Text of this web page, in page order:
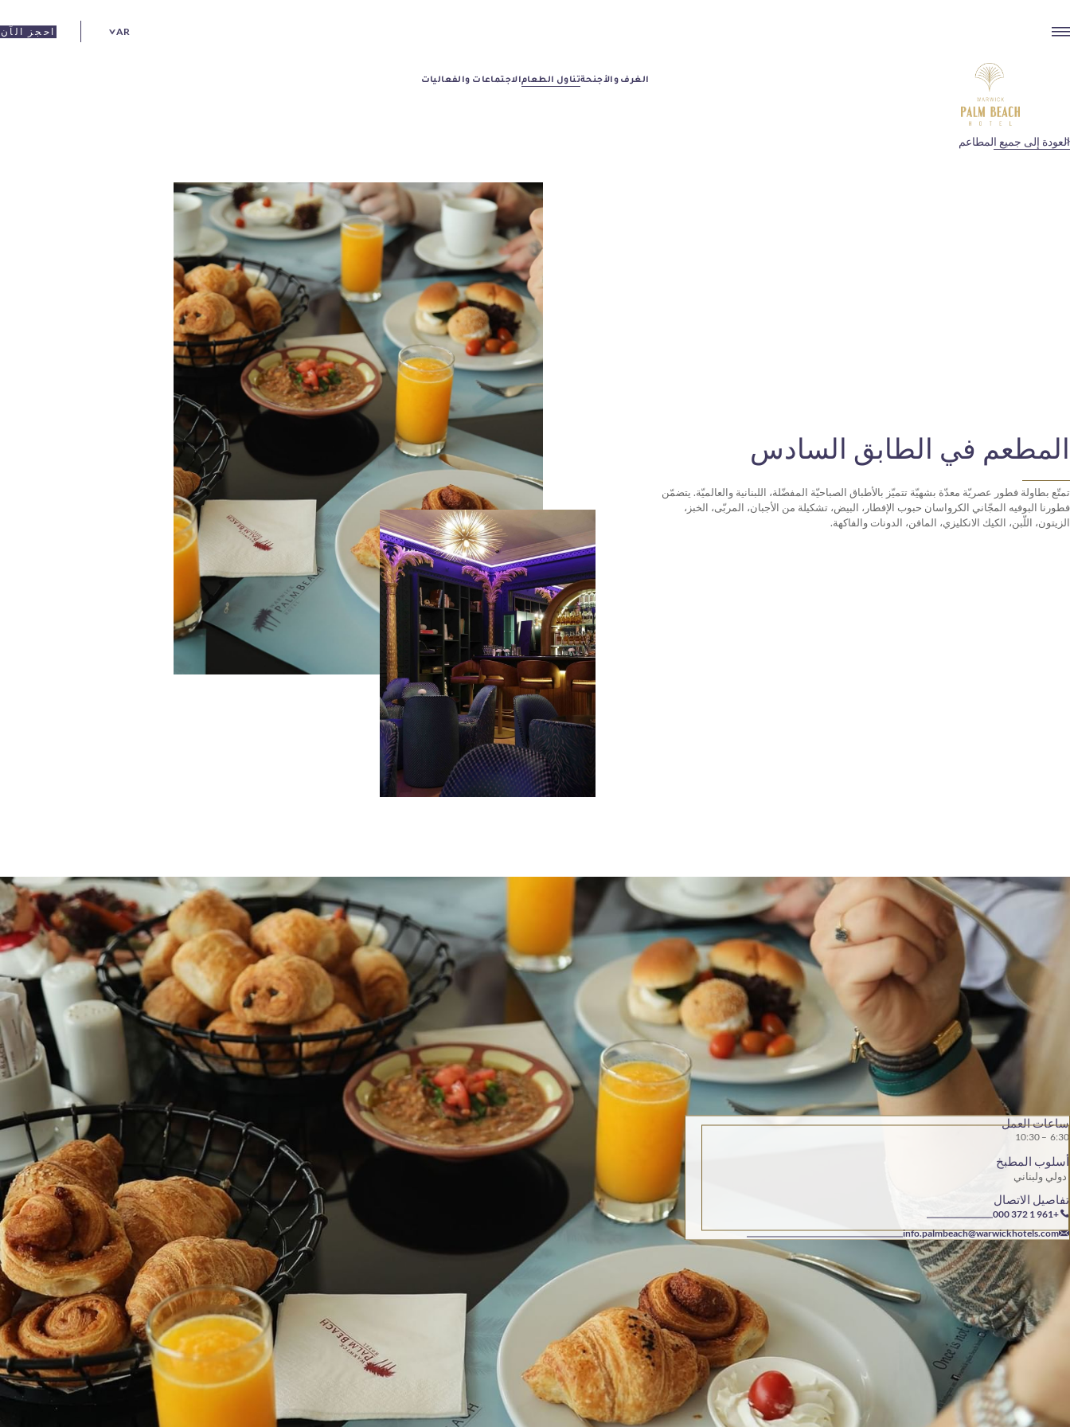
AR احجز الآن
الغرف والأجنحةتناول الطعامالاجتماعات والفعاليات
المطعم في الطابق السادس
تمتّع بطاولة فطور عصريّة معدّة بشهيّة تتميّز بالأطباق الصباحيّة المفضّلة، اللبنانية والعالميّة. يتضمّن
فطورنا البوفيه المجّاني الكرواسان حبوب الإفطار، البيض، تشكيلة من الأجبان، المربّى، الخبز،
الزيتون، اللّبن، الكيك الانكليزي، المافن، الدونات والفاكهة.
العودة إلى جميع المطاعم
ساعات العمل
6:30 – 10:30
أسلوب المطبخ
دولي ولبناني
تفاصيل الاتصال
+961 1 372 000
info.palmbeach@warwickhotels.com